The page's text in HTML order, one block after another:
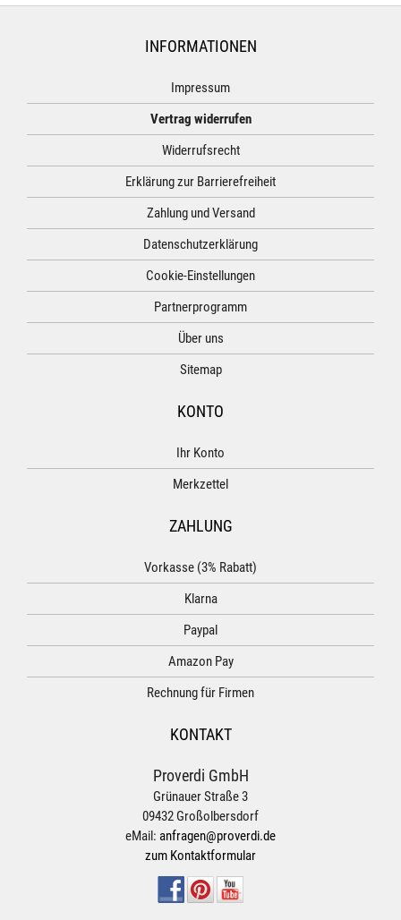
INFORMATIONEN
Impressum
Vertrag widerrufen
Widerrufsrecht
Erklärung zur Barrierefreiheit
Zahlung und Versand
Datenschutzerklärung
Cookie-Einstellungen
Partnerprogramm
Über uns
Sitemap
KONTO
Ihr Konto
Merkzettel
ZAHLUNG
Vorkasse (3% Rabatt)
Klarna
Paypal
Amazon Pay
Rechnung für Firmen
KONTAKT
Proverdi GmbH
Grünauer Straße 3
09432 Großolbersdorf
eMail: anfragen@proverdi.de
zum Kontaktformular